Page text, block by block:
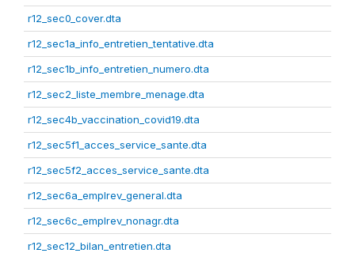
r12_sec0_cover.dta
r12_sec1a_info_entretien_tentative.dta
r12_sec1b_info_entretien_numero.dta
r12_sec2_liste_membre_menage.dta
r12_sec4b_vaccination_covid19.dta
r12_sec5f1_acces_service_sante.dta
r12_sec5f2_acces_service_sante.dta
r12_sec6a_emplrev_general.dta
r12_sec6c_emplrev_nonagr.dta
r12_sec12_bilan_entretien.dta